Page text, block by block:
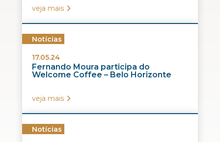
veja mais
Notícias
17.05.24
Fernando Moura participa do
Welcome Coffee – Belo Horizonte
veja mais
Notícias